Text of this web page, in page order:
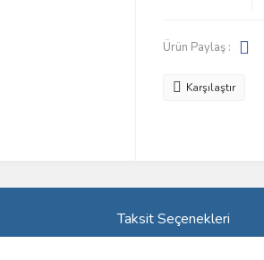
Ürün Paylaş :
Karşılaştır
Taksit Seçenekleri